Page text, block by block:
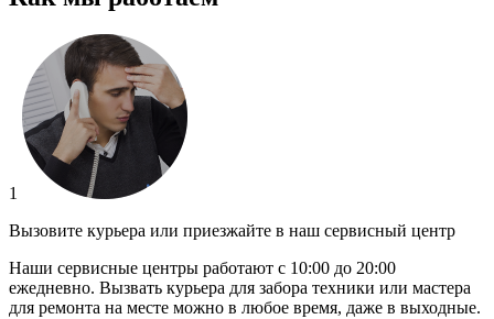
1
Вызовите курьера или приезжайте в наш сервисный центр
Наши сервисные центры работают с 10:00 до 20:00
ежедневно. Вызвать курьера для забора техники или мастера
для ремонта на месте можно в любое время, даже в выходные.